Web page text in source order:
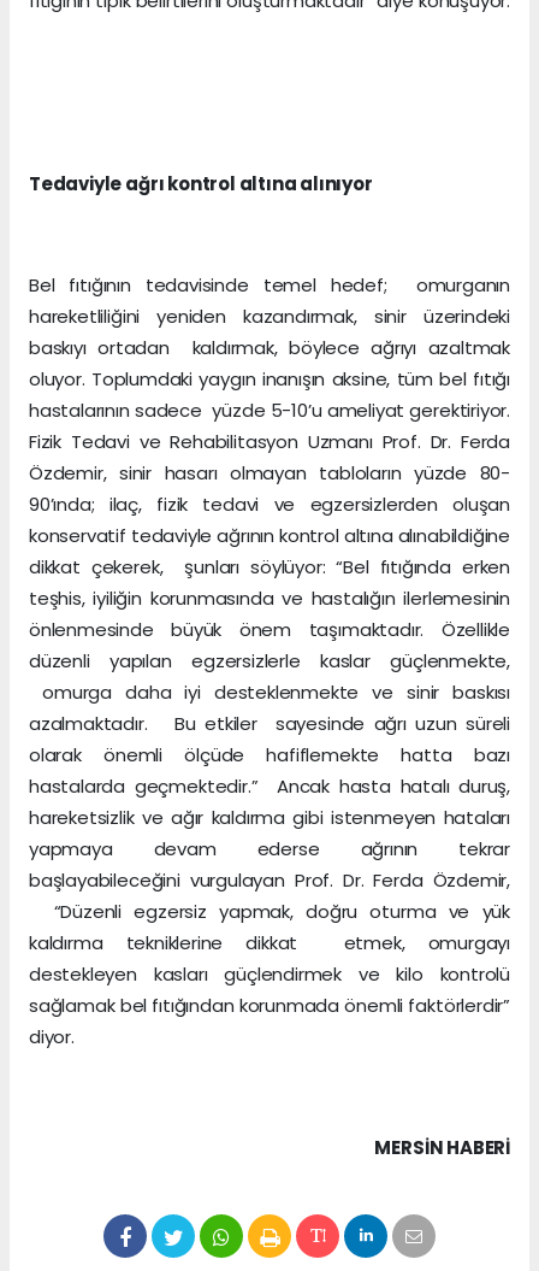
Tedaviyle ağrı kontrol altına alınıyor
Bel fıtığının tedavisinde temel hedef; omurganın
hareketliliğini yeniden kazandırmak, sinir üzerindeki
baskıyı ortadan kaldırmak, böylece ağrıyı azaltmak
oluyor. Toplumdaki yaygın inanışın aksine, tüm bel fıtığı
hastalarının sadece yüzde 5-10’u ameliyat gerektiriyor.
Fizik Tedavi ve Rehabilitasyon Uzmanı Prof. Dr. Ferda
Özdemir, sinir hasarı olmayan tabloların yüzde 80-
90’ında; ilaç, fizik tedavi ve egzersizlerden oluşan
konservatif tedaviyle ağrının kontrol altına alınabildiğine
dikkat çekerek, şunları söylüyor: “Bel fıtığında erken
teşhis, iyiliğin korunmasında ve hastalığın ilerlemesinin
önlenmesinde büyük önem taşımaktadır. Özellikle
düzenli yapılan egzersizlerle kaslar güçlenmekte,
omurga daha iyi desteklenmekte ve sinir baskısı
azalmaktadır. Bu etkiler sayesinde ağrı uzun süreli
olarak önemli ölçüde hafiflemekte hatta bazı
hastalarda geçmektedir.” Ancak hasta hatalı duruş,
hareketsizlik ve ağır kaldırma gibi istenmeyen hataları
yapmaya devam ederse ağrının tekrar
başlayabileceğini vurgulayan Prof. Dr. Ferda Özdemir,
“Düzenli egzersiz yapmak, doğru oturma ve yük
kaldırma tekniklerine dikkat etmek, omurgayı
destekleyen kasları güçlendirmek ve kilo kontrolü
sağlamak bel fıtığından korunmada önemli faktörlerdir”
diyor.
MERSIN HABERİ